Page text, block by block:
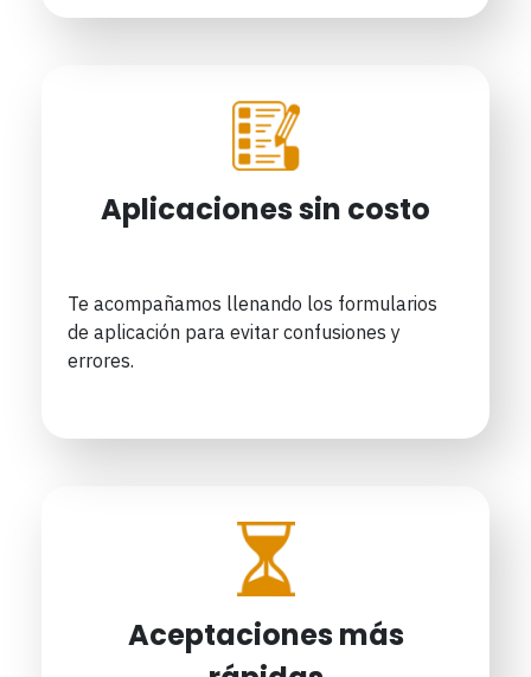
Aplicaciones sin costo
Te acompañamos llenando los formularios
de aplicación para evitar confusiones y
errores.
Aceptaciones más